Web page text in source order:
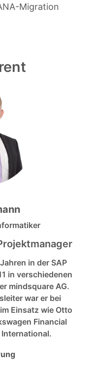
Migration
in der SAP
in verschiedenen
mindsquare AG.
war er bei
Einsatz wie Otto
Financial
International.